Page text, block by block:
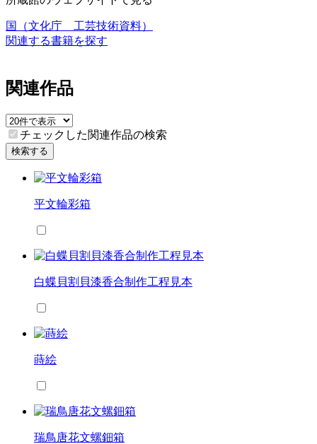
国（文化庁 工芸技術資料）
関連する書籍を探す
関連作品
チェックした関連作品の検索
検索する
平文輪彩箱
白蝶貝割貝漆香合制作工程見本
蒔絵
瑞鳥唐花文螺鈿箱